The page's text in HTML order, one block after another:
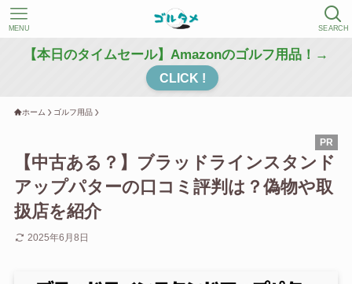
SEARCH
MENU
【本日のタイムセール】Amazonのゴルフ用品！→
CLICK !
ホーム ゴルフ用品
【中古ある？】ブラッドラインスタンド
アップパターの口コミ評判は？偽物や取
扱店を紹介
2025年6月8日